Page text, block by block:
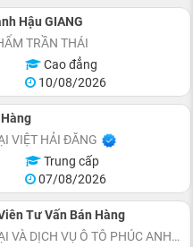
Hậu GIANG
TRẦN THÁI
Cao đẳng
10/08/2026
VIỆT HẢI ĐĂNG
Trung cấp
07/08/2026
Tư Vấn Bán Hàng
CÔNG TY TNHH THƯƠNG MẠI VÀ DỊCH VỤ Ô TÔ PHÚC ANH